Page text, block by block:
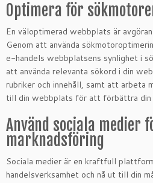
Optimera för
En väloptimerad webbplats är
Genom att använda
e-handels webbplatsens synlighet i
att använda relevanta sökord i din
rubriker och innehåll, samt att arbeta
till din webbplats för att förbättra din
Använd sociala medier
marknadsföring
Sociala medier är en kraftfull
handelsverksamhet och nå ut till din